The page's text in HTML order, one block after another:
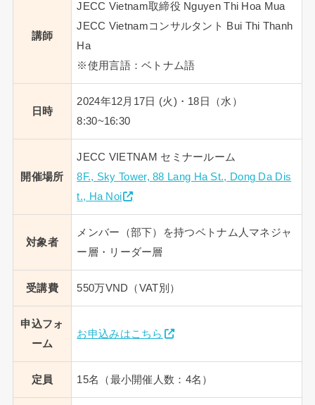
講師
JECC Vietnam取締役 Nguyen Thi Hoa Mua
JECC Vietnamコンサルタント Bui Thi Thanh
Ha
※使用言語：ベトナム語
日時
2024年12月17日 (火)・18日（水）
8:30~16:30
開催場所
JECC VIETNAM セミナールーム
8F., Sky Tower, 88 Lang Ha St., Dong Da Dis
t., Ha Noi
対象者
メンバー（部下）を持つベトナム人マネジャ
ー層・リーダー層
受講費 550万VND（VAT別）
申込フォ
ーム
お申込みはこちら
定員 15名（最小開催人数：4名）